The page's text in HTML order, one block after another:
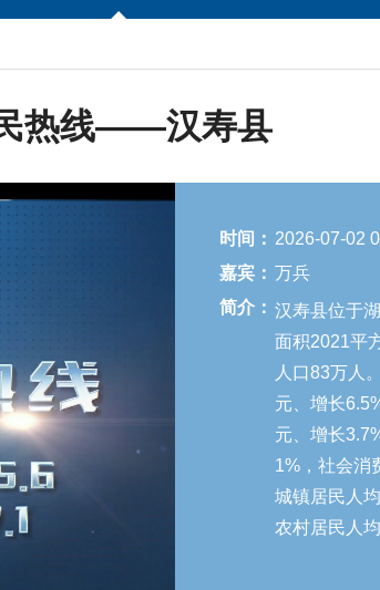
热线——汉寿县
时间： 2026-07-02
嘉宾： 万兵
简介： 汉寿县位于
面积2021平
人口83万人
元、增长
元、增长
1%，社会消
城镇居民人
农村居民人